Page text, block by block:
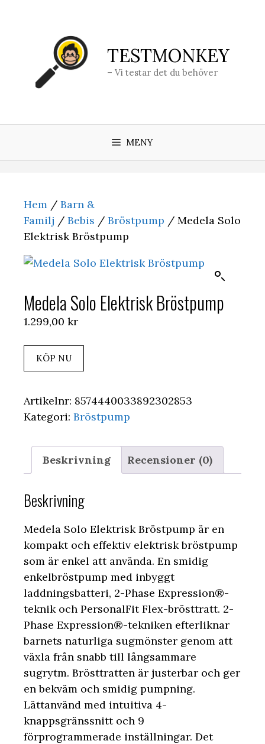
TESTMONKEY
– Vi testar det du behöver
MENY
Hem / Barn &
Familj / Bebis / Bröstpump / Medela Solo
Elektrisk Bröstpump
Medela Solo Elektrisk Bröstpump
1.299,00 kr
KÖP NU
Artikelnr: 8574440033892302853
Kategori: Bröstpump
Beskrivning Recensioner (0)
Beskrivning
Medela Solo Elektrisk Bröstpump är en
kompakt och effektiv elektrisk bröstpump
som är enkel att använda. En smidig
enkelbröstpump med inbyggt
laddningsbatteri, 2-Phase Expression®-
teknik och PersonalFit Flex-brösttratt. 2-
Phase Expression®-tekniken efterliknar
barnets naturliga sugmönster genom att
växla från snabb till långsammare
sugrytm. Brösttratten är justerbar och ger
en bekväm och smidig pumpning.
Lättanvänd med intuitiva 4-
knappsgränssnitt och 9
förprogrammerade inställningar. Det